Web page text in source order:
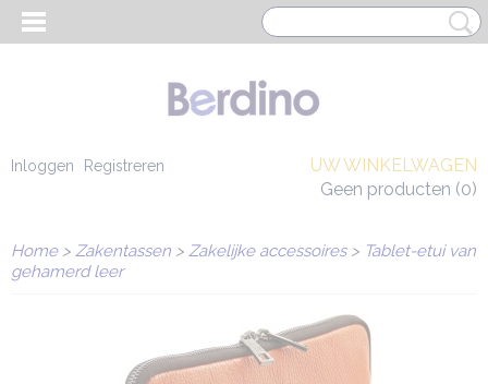
Inloggen Registreren
UW WINKELWAGEN
Geen producten (0)
Home> Zakentassen > Zakelijke accessoires> Tablet-etui van
gehamerd leer